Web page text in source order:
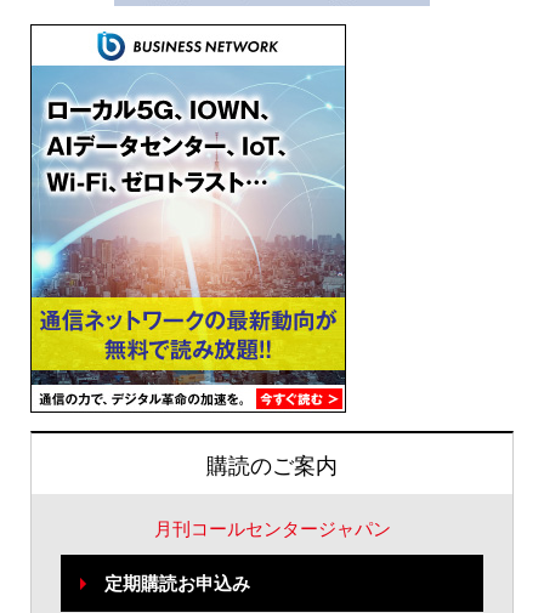
購読のご案内
月刊コールセンタージャパン
定期購読お申込み